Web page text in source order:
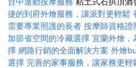
捷的到府外燴服務，讓派對更輕鬆
需要專業照護的長者 按摩師資格證
加節省空間的冷藏選擇 宜蘭外燴，
擇 網路行銷的全面解決方案 外燴
選擇 完善的家事服務，讓家務更輕